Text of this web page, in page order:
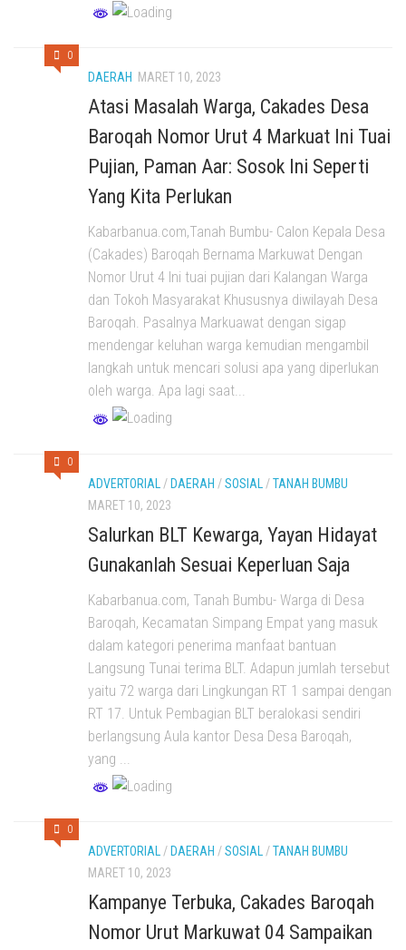
0
DAERAH MARET 10, 2023
Atasi Masalah Warga, Cakades Desa
Baroqah Nomor Urut 4 Markuat Ini Tuai
Pujian, Paman Aar: Sosok Ini Seperti
Yang Kita Perlukan
Kabarbanua.com,Tanah Bumbu- Calon Kepala Desa
(Cakades) Baroqah Bernama Markuwat Dengan
Nomor Urut 4 Ini tuai pujian dari Kalangan Warga
dan Tokoh Masyarakat Khususnya diwilayah Desa
Baroqah. Pasalnya Markuawat dengan sigap
mendengar keluhan warga kemudian mengambil
langkah untuk mencari solusi apa yang diperlukan
oleh warga. Apa lagi saat...
0
ADVERTORIAL /DAERAH /SOSIAL /TANAH BUMBU
MARET 10, 2023
Salurkan BLT Kewarga, Yayan Hidayat
Gunakanlah Sesuai Keperluan Saja
Kabarbanua.com, Tanah Bumbu- Warga di Desa
Baroqah, Kecamatan Simpang Empat yang masuk
dalam kategori penerima manfaat bantuan
Langsung Tunai terima BLT. Adapun jumlah tersebut
yaitu 72 warga dari Lingkungan RT 1 sampai dengan
RT 17. Untuk Pembagian BLT beralokasi sendiri
berlangsung Aula kantor Desa Desa Baroqah,
yang ...
0
ADVERTORIAL / DAERAH /SOSIAL /TANAH BUMBU
MARET 10, 2023
Kampanye Terbuka, Cakades Baroqah
Nomor Urut Markuwat 04 Sampaikan